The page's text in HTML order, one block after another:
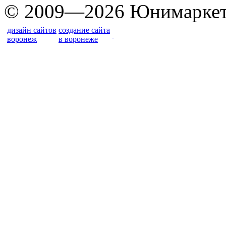
© 2009—2026
дизайн сайтов
воронеж
создание сайта
в воронеже